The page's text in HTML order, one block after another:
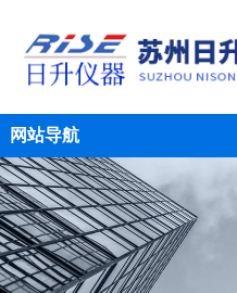
网站导航